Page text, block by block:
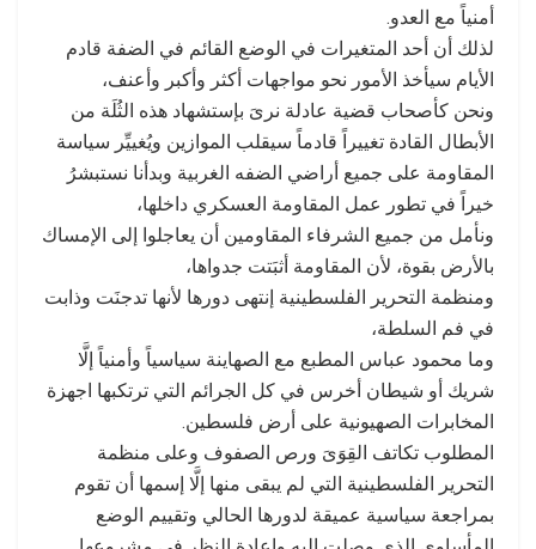
أمنياً مع العدو.
لذلك أن أحد المتغيرات في الوضع القائم في الضفة قادم
الأيام سيأخذ الأمور نحو مواجهات أكثر وأكبر وأعنف،
ونحن كأصحاب قضية عادلة نرىَ بإستشهاد هذه الثُلَة من
الأبطال القادة تغييراً قادماً سيقلب الموازين ويُغييِّر سياسة
المقاومة على جميع أراضي الضفه الغربية وبدأنا نستبشرُ
خيراً في تطور عمل المقاومة العسكري داخلها،
ونأمل من جميع الشرفاء المقاومين أن يعاجلوا إلى الإمساك
بالأرض بقوة، لأن المقاومة أثبَتت جدواها،
ومنظمة التحرير الفلسطينية إنتهى دورها لأنها تدجنَت وذابت
في فم السلطة،
وما محمود عباس المطبع مع الصهاينة سياسياً وأمنياً إلَّا
شريك أو شيطان أخرس في كل الجرائم التي ترتكبها اجهزة
المخابرات الصهيونية على أرض فلسطين.
المطلوب تكاتف القِوَىَ ورص الصفوف وعلى منظمة
التحرير الفلسطينية التي لم يبقى منها إلَّا إسمها أن تقوم
بمراجعة سياسية عميقة لدورها الحالي وتقييم الوضع